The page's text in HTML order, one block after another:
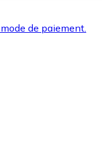
de paiement.